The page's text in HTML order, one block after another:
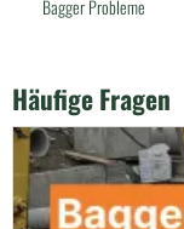
Bagger Probleme
Häufige Fragen